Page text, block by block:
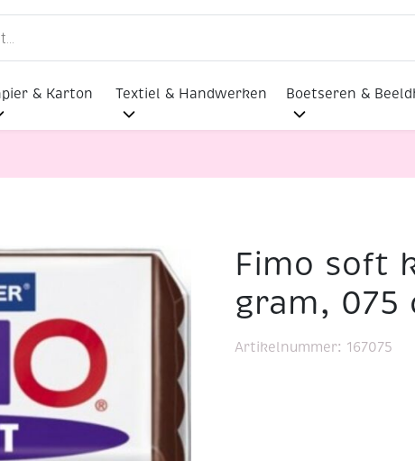
& Karton Textiel & Handwerken Boetseren &
gram, 075 choco
Fimo soft
gram, 075
Artikelnummer: 167075